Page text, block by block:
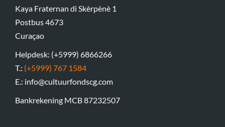
Kaya Fraternan di Skèrpènè 1
Postbus 4673
Curaçao
Helpdesk: (+5999) 6866266
T.: (+5999) 767 1584
E.: info@cultuurfondscg.com
Bankrekening MCB 87232507